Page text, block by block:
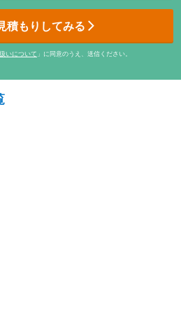
積もりしてみる
いについて 」に同意のうえ、送信ください。